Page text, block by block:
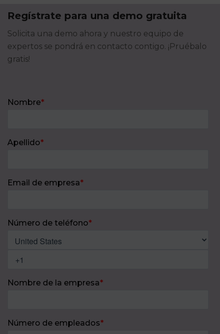
Regístrate para una demo gratuita
Solicita una demo ahora y nuestro equipo de
expertos se pondrá en contacto contigo. ¡Pruébalo
gratis!